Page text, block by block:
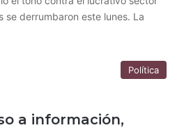
derrumbaron este lunes. La
Política
a información,